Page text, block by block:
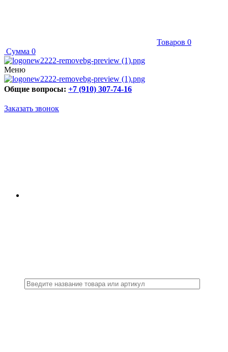
Товаров 0
Сумма 0
Меню
Общие вопросы: +7 (910) 307-74-16
Заказать звонок